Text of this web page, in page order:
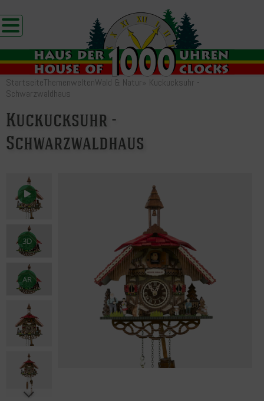
StartseiteThemenweltenWald & Natur» Kuckucksuhr -
Schwarzwaldhaus
Kuckucksuhr -
Schwarzwaldhaus